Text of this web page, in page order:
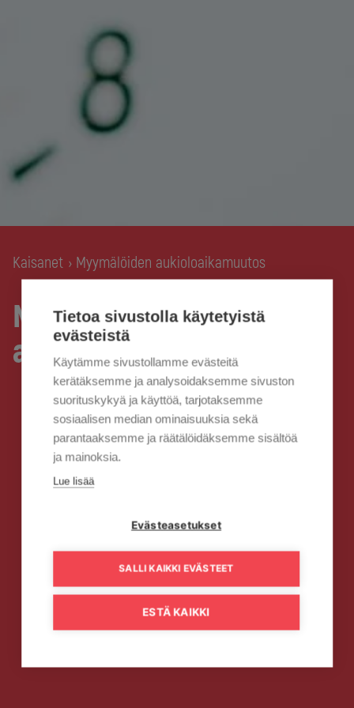
Kaisanet › Myymälöiden aukioloaikamuutos
Myymälöiden
aukioloaikamuutos
Tietoa sivustolla käytetyistä
evästeistä
Käytämme sivustollamme evästeitä
kerätäksemme ja analysoidaksemme sivuston
suorituskykyä ja käyttöä, tarjotaksemme
sosiaalisen median ominaisuuksia sekä
parantaaksemme ja räätälöidäksemme sisältöä
ja mainoksia.
Lue lisää
Evästeasetukset
SALLI KAIKKI EVÄSTEET
ESTÄ KAIKKI